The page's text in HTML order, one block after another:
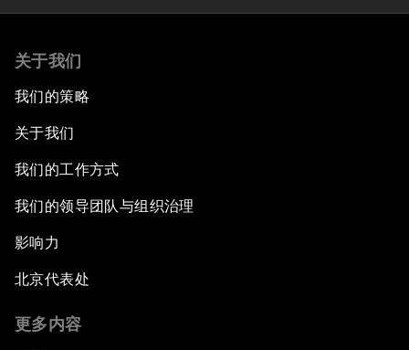
关于我们
我们的策略
关于我们
我们的工作方式
我们的领导团队与组织治理
影响力
北京代表处
更多内容